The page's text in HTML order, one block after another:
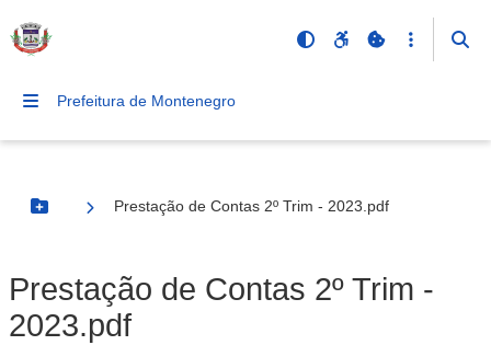
Prefeitura de Montenegro
Botão Menu
Prestação de Contas 2º Trim - 2023.pdf
Prestação de Contas 2º Trim -
2023.pdf